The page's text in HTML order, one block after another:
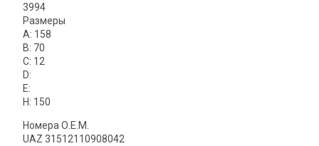
3994
Размеры
A: 158
B: 70
C: 12
D:
E:
H: 150
Номера О.Е.М.
UAZ 31512110908042